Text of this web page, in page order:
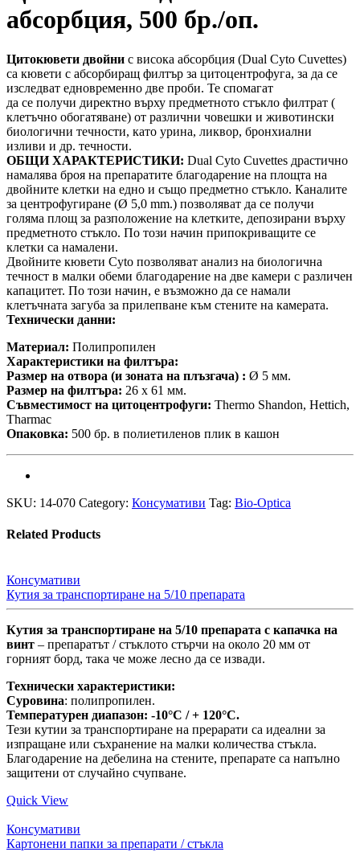
абсорбция, 500 бр./оп.
Цитокювети двойни с висока абсорбция (Dual Cyto Cuvettes)
са кювети с абсорбиращ филтър за цитоцентрофуга, за да се
изследват едновременно две проби. Те спомагат
да се получи директно върху предметното стъкло филтрат (
клетъчно обогатяване) от различни човешки и животински
биологични течности, като урина, ликвор, бронхиални
изливи и др. течности.
ОБЩИ ХАРАКТЕРИСТИКИ: Dual Cyto Cuvettes драстично
намалява броя на препаратите благодарение на площта на
двойните клетки на едно и също предметно стъкло. Каналите
за центрофугиране (Ø 5,0 mm.) позволяват да се получи
голяма площ за разположение на клетките, депозирани върху
предметното стъкло. По този начин припокриващите се
клетки са намалени.
Двойните кювети Cyto позволяват анализ на биологична
течност в малки обеми благодарение на две камери с различен
капацитет. По този начин, е възможно да се намали
клетъчната загуба за прилепване към стените на камерата.
Технически данни:
Материал: Полипропилен
Характеристики на филтъра:
Размер на отвора (и зоната на плъзгача) : Ø 5 мм.
Размер на филтъра: 26 x 61 мм.
Съвместимост на цитоцентрофуги: Thermo Shandon, Hettich,
Tharmac
Опаковка: 500 бр. в полиетиленов плик в кашон
SKU: 14-070 Category: Консумативи Tag: Bio-Optica
Related Products
Консумативи
Кутия за транспортиране на 5/10 препарата
Кутия за транспортиране на 5/10 препарата с капачка на
винт – препаратът / стъклото стърчи на около 20 мм от
горният борд, така че може лесно да се извади.
Технически характеристики:
Суровина: полипропилен.
Температурен диапазон: -10°C / + 120°C.
Тези кутии за транспортиране на прерарати са идеални за
изпращане или съхранение на малки количества стъкла.
Благодарение на дебелина на стените, препарате са напълно
защитени от случайно счупване.
Quick View
Консумативи
Картонени папки за препарати / стъкла